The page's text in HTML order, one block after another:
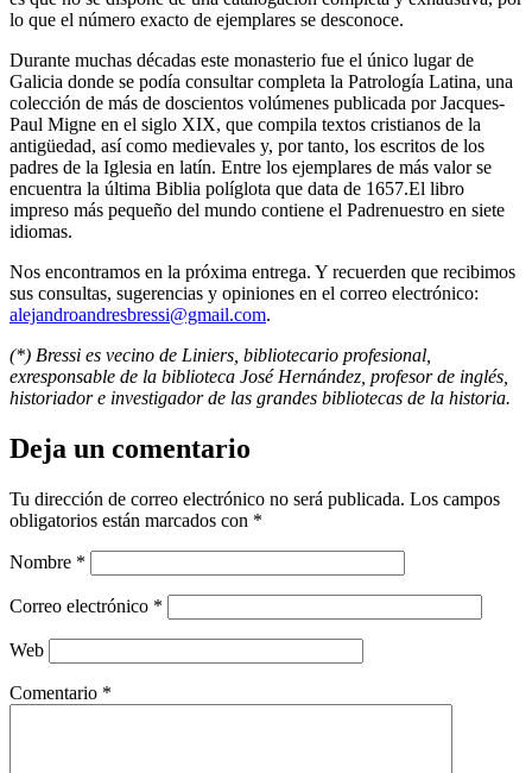
lo que el número exacto de ejemplares se desconoce.
Durante muchas décadas este monasterio fue el único lugar de
Galicia donde se podía consultar completa la Patrología Latina, una
colección de más de doscientos volúmenes publicada por Jacques-
Paul Migne en el siglo XIX, que compila textos cristianos de la
antigüedad, así como medievales y, por tanto, los escritos de los
padres de la Iglesia en latín. Entre los ejemplares de más valor se
encuentra la última Biblia políglota que data de 1657.El libro
impreso más pequeño del mundo contiene el Padrenuestro en siete
idiomas.
Nos encontramos en la próxima entrega. Y recuerden que recibimos
sus consultas, sugerencias y opiniones en el correo electrónico:
alejandroandresbressi@gmail.com.
(*) Bressi es vecino de Liniers, bibliotecario profesional,
exresponsable de la biblioteca José Hernández, profesor de inglés,
historiador e investigador de las grandes bibliotecas de la historia.
Deja un comentario
Tu dirección de correo electrónico no será publicada. Los campos
obligatorios están marcados con *
Nombre *
Correo electrónico *
Web
Comentario *